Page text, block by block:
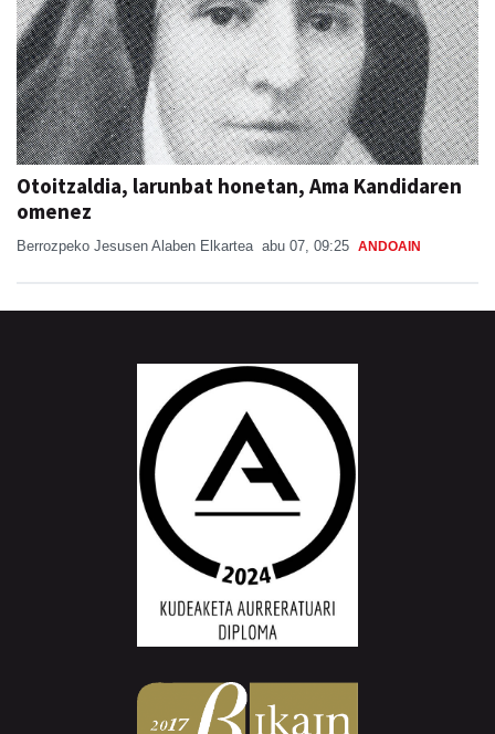
Otoitzaldia, larunbat honetan, Ama Kandidaren
omenez
Berrozpeko Jesusen Alaben Elkartea abu 07, 09:25 ANDOAIN